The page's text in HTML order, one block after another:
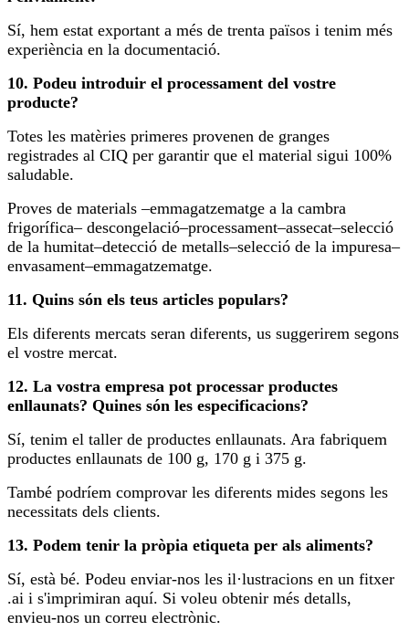
Sí, hem estat exportant a més de trenta països i tenim més
experiència en la documentació.
10. Podeu introduir el processament del vostre
producte?
Totes les matèries primeres provenen de granges
registrades al CIQ per garantir que el material sigui 100%
saludable.
Proves de materials –emmagatzematge a la cambra
frigorífica– descongelació–processament–assecat–selecció
de la humitat–detecció de metalls–selecció de la impuresa–
envasament–emmagatzematge.
11. Quins són els teus articles populars?
Els diferents mercats seran diferents, us suggerirem segons
el vostre mercat.
12. La vostra empresa pot processar productes
enllaunats? Quines són les especificacions?
Sí, tenim el taller de productes enllaunats. Ara fabriquem
productes enllaunats de 100 g, 170 g i 375 g.
També podríem comprovar les diferents mides segons les
necessitats dels clients.
13. Podem tenir la pròpia etiqueta per als aliments?
Sí, està bé. Podeu enviar-nos les il·lustracions en un fitxer
.ai i s'imprimiran aquí. Si voleu obtenir més detalls,
envieu-nos un correu electrònic.